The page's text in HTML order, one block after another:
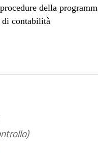
della
contabilità